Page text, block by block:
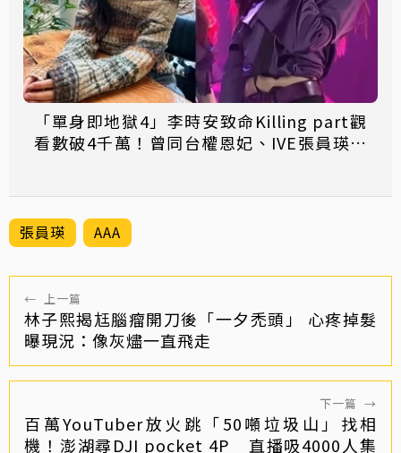
「單身即地獄4」李時安致命Killing part觀
看數破4千萬！曾同台權恩妃、IVE張員瑛、
張員瑛 AAA
← 上一篇
林子熙揭尪腦瘤開刀後「一夕禿頭」 心疼掉髮
曝現況：像灰燼一直飛走
下一篇 →
百萬YouTuber放火跳「50噸垃圾山」找相
機！澎湖尋DJI pocket 4P 直播吸4000人集